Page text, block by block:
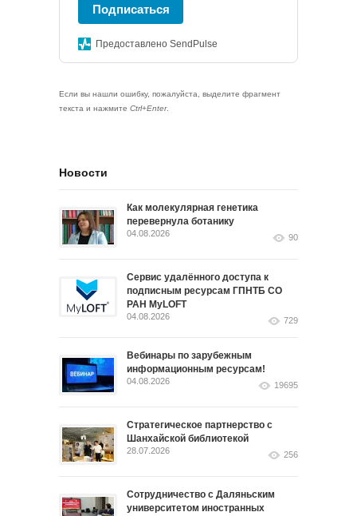
Подписаться
Предоставлено SendPulse
Если вы нашли ошибку, пожалуйста, выделите фрагмент
текста и нажмите Ctrl+Enter.
Новости
Как молекулярная генетика
перевернула ботанику
04.08.2026 90
Сервис удалённого доступа к
подписным ресурсам ГПНТБ СО
РАН MyLOFT
04.08.2026 729
Вебинары по зарубежным
информационным ресурсам!
04.08.2026 19695
Стратегическое партнерство с
Шанхайской библиотекой
28.07.2026 256
Сотрудничество с Даляньским
университетом иностранных